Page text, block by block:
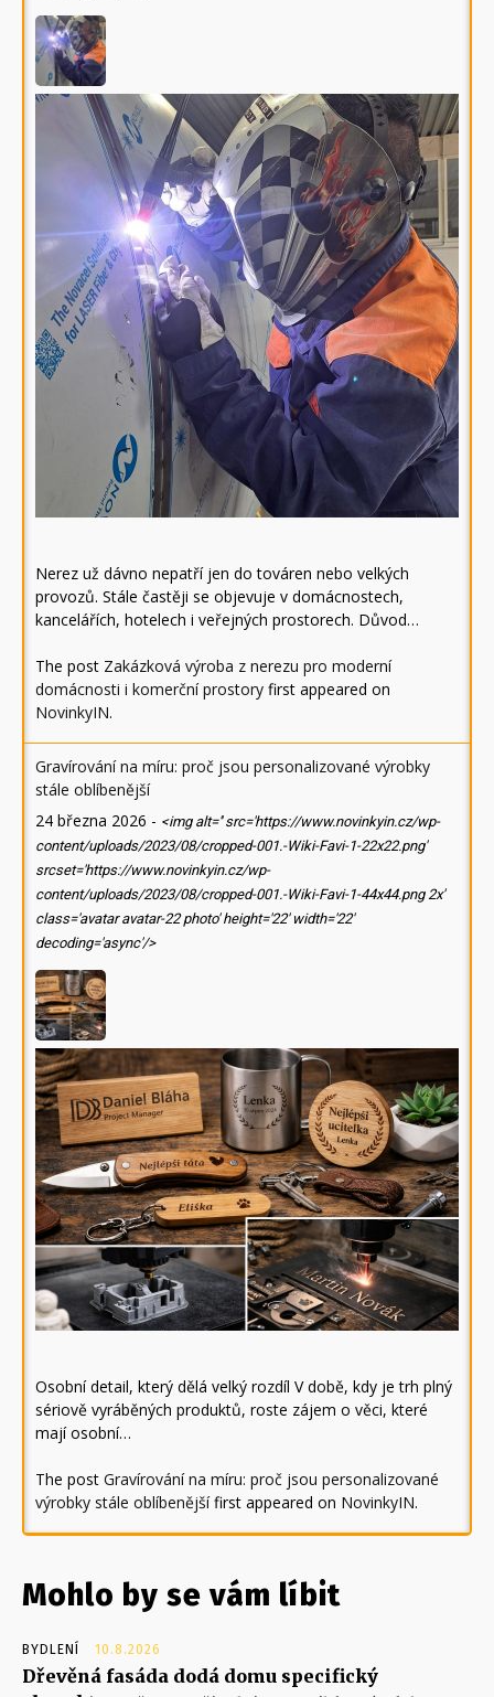
Nerez už dávno nepatří jen do továren nebo velkých
provozů. Stále častěji se objevuje v domácnostech,
kancelářích, hotelech i veřejných prostorech. Důvod…
The post Zakázková výroba z nerezu pro moderní
domácnosti i komerční prostory first appeared on
NovinkyIN.
Gravírování na míru: proč jsou personalizované výrobky
stále oblíbenější
24 března 2026 - <img alt='' src='https://www.novinkyin.cz/wp-
content/uploads/2023/08/cropped-001.-Wiki-Favi-1-22x22.png'
srcset='https://www.novinkyin.cz/wp-
content/uploads/2023/08/cropped-001.-Wiki-Favi-1-44x44.png 2x'
class='avatar avatar-22 photo' height='22' width='22'
decoding='async'/>
Osobní detail, který dělá velký rozdíl V době, kdy je trh plný
sériově vyráběných produktů, roste zájem o věci, které
mají osobní…
The post Gravírování na míru: proč jsou personalizované
výrobky stále oblíbenějšífirst appeared on NovinkyIN.
Mohlo by se vám líbit
BYDLENÍ 10.8.2026
Dřevěná fasáda dodá domu specifický